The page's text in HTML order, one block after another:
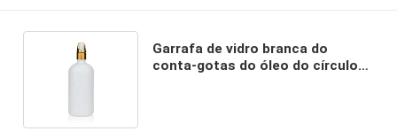
Garrafa de vidro branca do
conta-gotas do óleo do círculo